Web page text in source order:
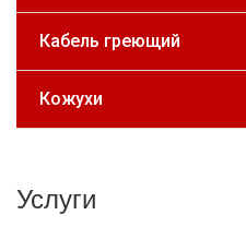
Кабель греющий
Кожухи
Услуги